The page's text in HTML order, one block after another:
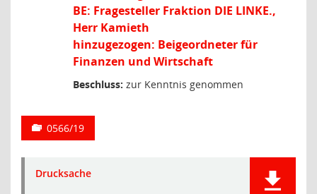
BE: Fragesteller Fraktion DIE LINKE.,
Herr Kamieth
hinzugezogen: Beigeordneter für
Finanzen und Wirtschaft
Beschluss: zur Kenntnis genommen
0566/19
Drucksache